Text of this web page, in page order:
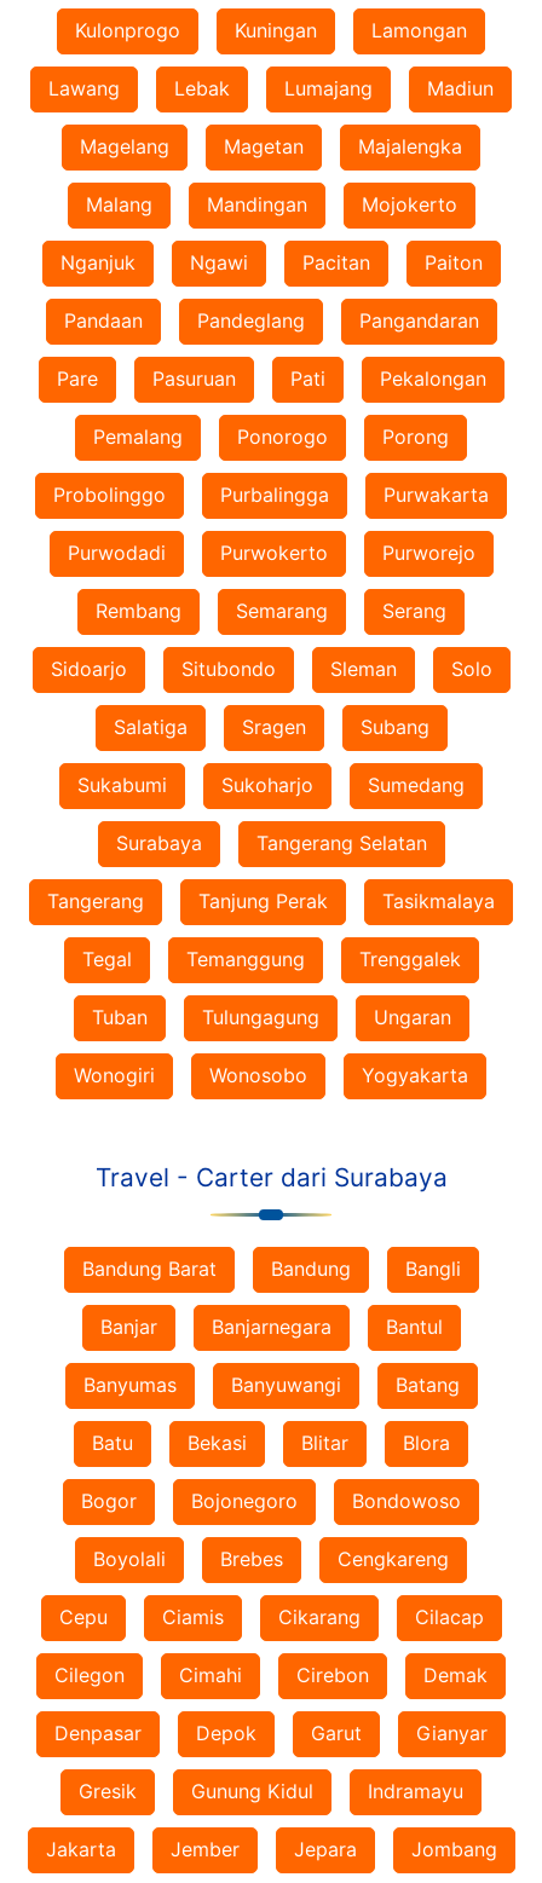
Kulonprogo Kuningan Lamongan
Lawang Lebak Lumajang Madiun
Magelang Magetan Majalengka
Malang Mandingan Mojokerto
Nganjuk Ngawi Pacitan Paiton
Pandaan Pandeglang Pangandaran
Pare Pasuruan Pati Pekalongan
Pemalang Ponorogo Porong
Probolinggo Purbalingga Purwakarta
Purwodadi Purwokerto Purworejo
Rembang Semarang Serang
Sidoarjo Situbondo Sleman Solo
Salatiga Sragen Subang
Sukabumi Sukoharjo Sumedang
Surabaya Tangerang Selatan
Tangerang Tanjung Perak Tasikmalaya
Tegal Temanggung Trenggalek
Tuban Tulungagung Ungaran
Wonogiri Wonosobo Yogyakarta
Travel - Carter dari Surabaya
Bandung Barat Bandung Bangli
Banjar Banjarnegara Bantul
Banyumas Banyuwangi Batang
Batu Bekasi Blitar Blora
Bogor Bojonegoro Bondowoso
Boyolali Brebes Cengkareng
Cepu Ciamis Cikarang Cilacap
Cilegon Cimahi Cirebon Demak
Denpasar Depok Garut Gianyar
Gresik Gunung Kidul Indramayu
Jakarta Jember Jepara Jombang